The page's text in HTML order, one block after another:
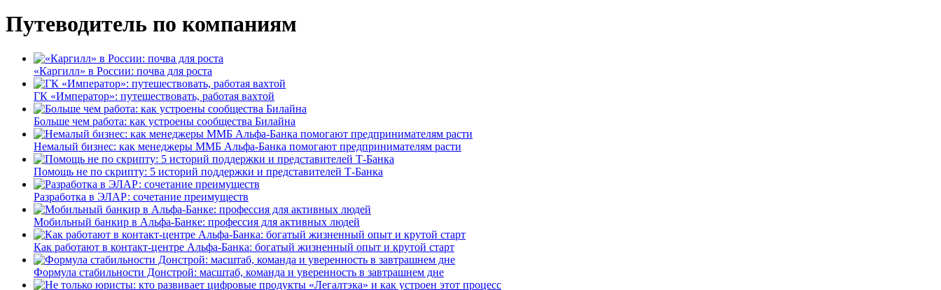
Путеводитель по компаниям
«Каргилл» в России: почва для роста
ГК «Император»: путешествовать, работая вахтой
Больше чем работа: как устроены сообщества Билайна
Немалый бизнес: как менеджеры ММБ Альфа-Банка помогают предпринимателям расти
Помощь не по скрипту: 5 историй поддержки и представителей Т-Банка
Разработка в ЭЛАР: сочетание преимуществ
Мобильный банкир в Альфа-Банке: профессия для активных людей
Как работают в контакт-центре Альфа-Банка: богатый жизненный опыт и крутой старт
Формула стабильности Донстрой: масштаб, команда и уверенность в завтрашнем дне